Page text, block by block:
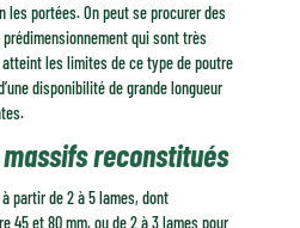
les portées. On peut se procurer des
qui sont très
les limites de ce type de poutre
disponibilité de grande longueur
reconstitués
partir de 2 à 5 lames, dont
45 et 80 mm, ou de 2 à 3 lames pour